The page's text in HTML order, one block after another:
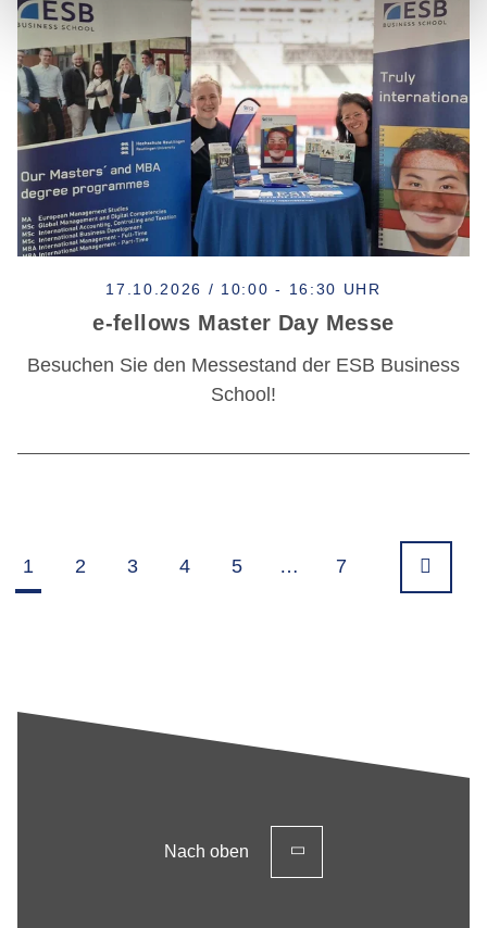
17.10.2026 / 10:00 - 16:30 UHR
e-fellows Master Day Messe
Besuchen Sie den Messestand der ESB Business
School!
1 2 3 4 5 … 7
Nach oben